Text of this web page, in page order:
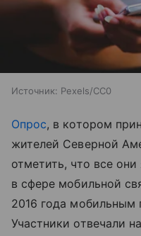
Источник: Pexels/CC0
Опрос, в котором
жителей Северной
отметить, что все
в сфере мобильной
2016 года мобильным
Участники отвечали